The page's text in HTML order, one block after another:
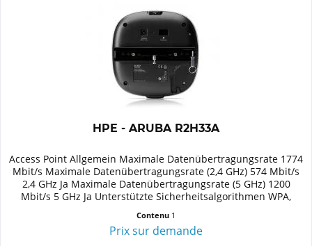
HPE - ARUBA R2H33A
Access Point Allgemein Maximale Datenübertragungsrate 1774
Mbit/s Maximale Datenübertragungsrate (2,4 GHz) 574 Mbit/s
2,4 GHz Ja Maximale Datenübertragungsrate (5 GHz) 1200
Mbit/s 5 GHz Ja Unterstützte Sicherheitsalgorithmen WPA,
Contenu 1
Prix sur demande